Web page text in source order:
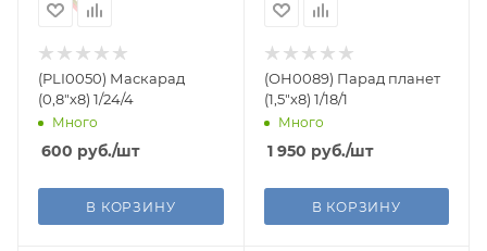
(PLI0050) Маскарад
(0,8"х8) 1/24/4
Много
600 руб./шт
В КОРЗИНУ
(ОН0089) Парад планет
(1,5"х8) 1/18/1
Много
1 950 руб./шт
В КОРЗИНУ